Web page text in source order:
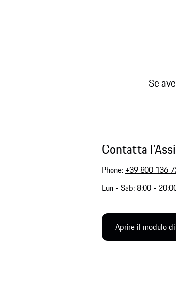
Se
Contatta
Phone: +39 800 136
Lun - Sab: 8:00 -
Aprire il modulo